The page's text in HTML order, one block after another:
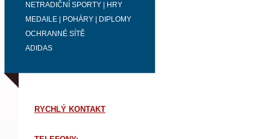
NETRADIČNÍ SPORTY | HRY
MEDAILE | POHÁRY | DIPLOMY
OCHRANNÉ SÍTĚ
ADIDAS
RYCHLÝ KONTAKT